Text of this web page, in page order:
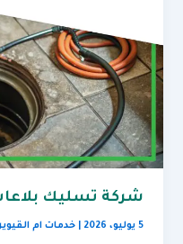
شركة تسليك
5 يوليو، 2026 |خدمات ام